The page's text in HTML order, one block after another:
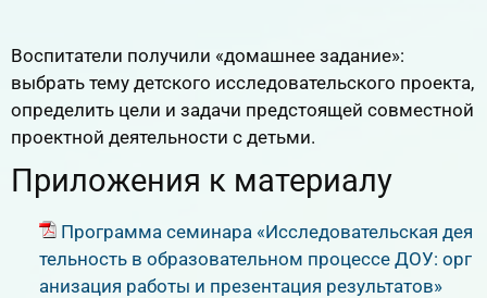
Воспитатели получили «домашнее задание»:
выбрать тему детского исследовательского проекта,
определить цели и задачи предстоящей совместной
проектной деятельности с детьми.
Приложения к материалу
Программа семинара «Исследовательская дея
тельность в образовательном процессе ДОУ: орг
анизация работы и презентация результатов»